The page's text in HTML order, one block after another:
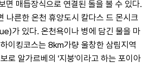
면 매듭장식으로 연결된 돌을 볼 수 있다.
나른한 온천 휴양도시 칼다스 드 몬시크
가 있다. 온천욕이나 병에 담긴 물을 마
이킹코스는 8km가량 울창한 삼림지역
로 알가르베의 '지붕'이라고 하는 포이아